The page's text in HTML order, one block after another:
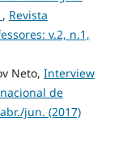
, Revista
v.2, n.1,
Neto, Interview
de
jun. (2017)